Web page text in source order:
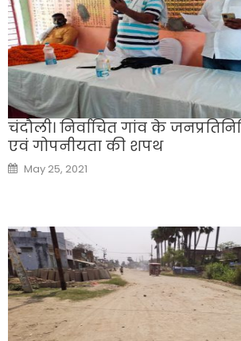
चंदौली। निर्वाचित गांव के
एवं गोपनीयता की शपथ
Posted
on
May 25, 2021